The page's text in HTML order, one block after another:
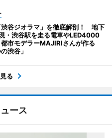
渋谷ジオラマ」を徹底解剖！ 地下
・渋谷駅を走る電車やLED4000
市モデラーMAJIRIさんが作る
渋谷」
る
ース